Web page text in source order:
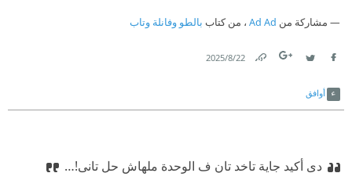
مشاركة من Ad Ad ، من كتاب بالطو وفانلة وتاب
22‏/8‏/2025
أوافق
دى أكيد جاية تاخد تان ف الوحدة ملهاش حل تانى!…